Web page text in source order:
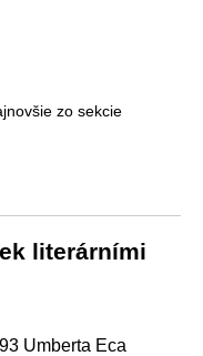
zo sekcie
literárními
Umberta Eca